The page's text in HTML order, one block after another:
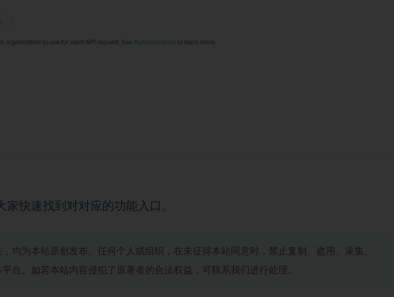
快速找到对对应的功能入口。
均为本站原创发布。任何个人或组织，在未征得本站同意时，禁止复制、盗用、采集、
台。如若本站内容侵犯了原著者的合法权益，可联系我们进行处理。